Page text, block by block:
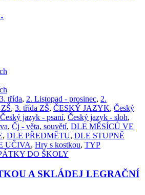
třída, 2. Listopad - prosinec, 2.
, 3. třída ZŠ, ČESKÝ JAZYK, Český
Český jazyk - psaní, Český jazyk - sloh,
, Čj - věta, souvětí, DLE MĚSÍCŮ VE
, DLE PŘEDMĚTU, DLE STUPNĚ
UČIVA, Hry s kostkou, TYP
DO ŠKOLY
A SKLÁDEJ LEGRAČNÍ